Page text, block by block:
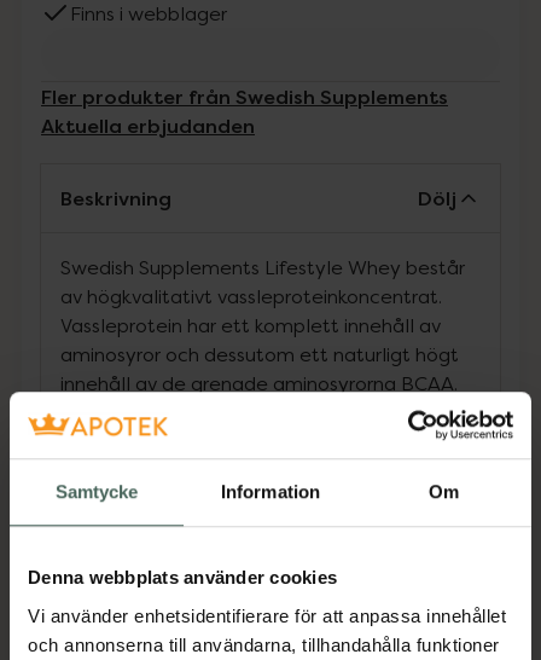
Samtycke Information Om
Denna webbplats använder cookies
Vi använder enhetsidentifierare för att anpassa innehållet
och annonserna till användarna, tillhandahålla funktioner
Finns i webblager
Fler produkter från Swedish Supplements
Aktuella erbjudanden
Beskrivning Dölj
Swedish Supplements Lifestyle Whey består
av högkvalitativt vassleproteinkoncentrat.
Vassleprotein har ett komplett innehåll av
aminosyror och dessutom ett naturligt högt
innehåll av de grenade aminosyrorna BCAA.
Den höga kvalitén på vassle gör det till en av
de mest framstående proteinkällorna i kosten
muskeluppbyggnaden. Genom att ta
Lifestyle Whey kan du både öka dagens
kroppen bästa möjliga förutsättningar att
återhämta sig efter träningspasset.
Välj bland många delikata